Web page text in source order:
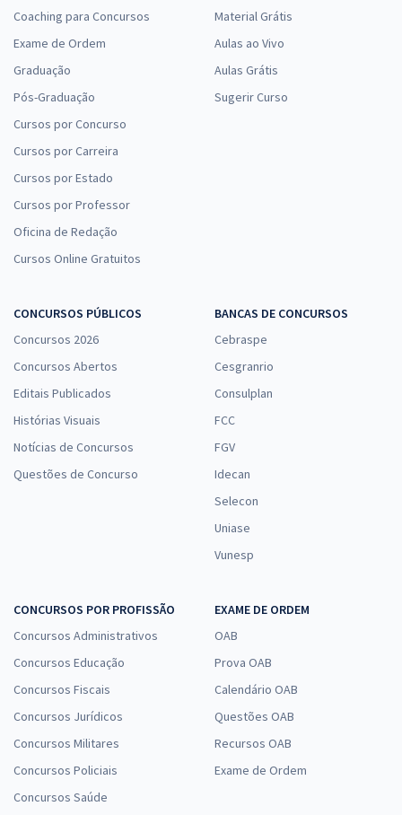
Coaching para Concursos
Exame de Ordem
Graduação
Pós-Graduação
Cursos por Concurso
Cursos por Carreira
Cursos por Estado
Cursos por Professor
Oficina de Redação
Cursos Online Gratuitos
Material Grátis
Aulas ao Vivo
Aulas Grátis
Sugerir Curso
CONCURSOS PÚBLICOS
Concursos 2026
Concursos Abertos
Editais Publicados
Histórias Visuais
Notícias de Concursos
Questões de Concurso
BANCAS DE CONCURSOS
Cebraspe
Cesgranrio
Consulplan
FCC
FGV
Idecan
Selecon
Uniase
Vunesp
CONCURSOS POR PROFISSÃO
Concursos Administrativos
Concursos Educação
Concursos Fiscais
Concursos Jurídicos
Concursos Militares
Concursos Policiais
Concursos Saúde
EXAME DE ORDEM
OAB
Prova OAB
Calendário OAB
Questões OAB
Recursos OAB
Exame de Ordem